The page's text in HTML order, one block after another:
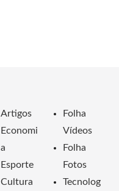
Artigos
Economi
a
Esporte
Cultura
Folha
Vídeos
Folha
Fotos
Tecnolog